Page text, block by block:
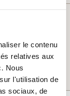
le contenu
relatives aux
Nous
l'utilisation de
sociaux, de